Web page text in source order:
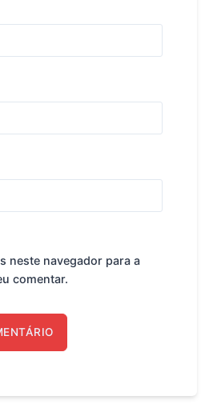
neste navegador para a
comentar.